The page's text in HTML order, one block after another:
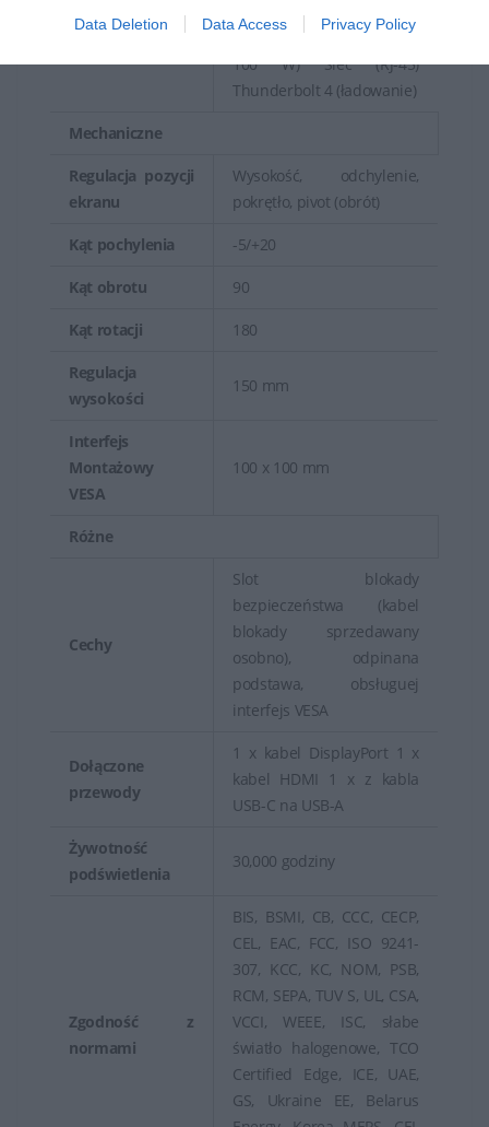
Data Deletion Data Access Privacy Policy
(Tryb Alternatywny
DisplayPort, zasilanie do
100 W) Sieć (RJ-45)
Thunderbolt 4 (ładowanie)
Mechaniczne
Regulacja pozycji
ekranu
Wysokość, odchylenie,
pokrętło, pivot (obrót)
Kąt pochylenia -5/+20
Kąt obrotu 90
Kąt rotacji 180
Regulacja
wysokości
150 mm
Interfejs
Montażowy
VESA
100 x 100 mm
Różne
Cechy
Slot blokady
bezpieczeństwa (kabel
blokady sprzedawany
osobno), odpinana
podstawa, obsługuej
interfejs VESA
Dołączone
przewody
1 x kabel DisplayPort 1 x
kabel HDMI 1 x z kabla
USB-C na USB-A
Żywotność
podświetlenia
30,000 godziny
Zgodność z
normami
BIS, BSMI, CB, CCC, CECP,
CEL, EAC, FCC, ISO 9241-
307, KCC, KC, NOM, PSB,
RCM, SEPA, TUV S, UL, CSA,
VCCI, WEEE, ISC, słabe
światło halogenowe, TCO
Certified Edge, ICE, UAE,
GS, Ukraine EE, Belarus